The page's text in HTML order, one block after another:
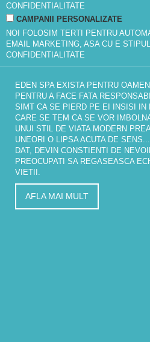
CONFIDENTIALITATE
CAMPANII PERSONALIZATE
NOI FOLOSIM TERTI PENTRU
EMAIL MARKETING, ASA CU E
CONFIDENTIALITATE
EDEN SPA EXISTA PENTRU
PENTRU A FACE FATA
SIMT CA SE PIERD PE EI INSISI IN
CARE SE TEM CA SE VOR
UNUI STIL DE VIATA MODERN
UNEORI O LIPSA ACUTA DE
DAT, DEVIN CONSTIENTI DE
PREOCUPATI SA REGASEASCA
VIETII.
AFLA MAI MULT